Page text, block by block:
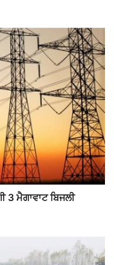
3 ਮੈਗਾਵਾਟ ਬਿਜਲੀ